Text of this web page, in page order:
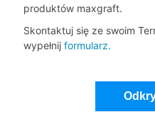
produktów maxgraft.
Skontaktuj się ze swoim
wypełnij formularz.